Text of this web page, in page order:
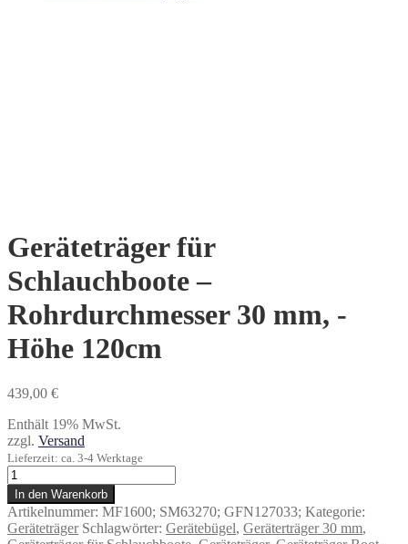
Geräteträger für
Schlauchboote –
Rohrdurchmesser 30 mm, -
Höhe 120cm
439,00 €
Enthält 19% MwSt.
zzgl. Versand
Lieferzeit: ca. 3-4 Werktage
Geräteträger
für
Schlauchboote
-
Rohrdurchmesser
In den Warenkorb
Artikelnummer: MF1600; SM63270; GFN127033; Kategorie:
Geräteträger Schlagwörter: Gerätebügel, Geräterträger 30 mm,